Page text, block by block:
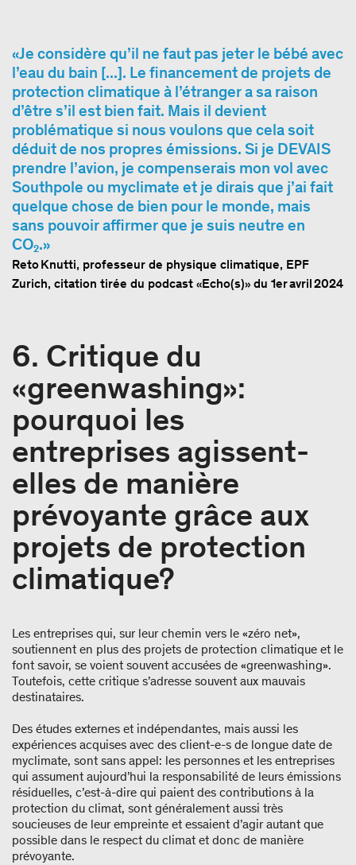
Je considère qu’il ne faut pas jeter le bébé avec
l’eau du bain [...]. Le financement de projets de
protection climatique à l’étranger a sa raison
d’être s’il est bien fait. Mais il devient
problématique si nous voulons que cela soit
déduit de nos propres émissions. Si je DEVAIS
prendre l’avion, je compenserais mon vol avec
Southpole ou myclimate et je dirais que j’ai fait
quelque chose de bien pour le monde, mais
sans pouvoir affirmer que je suis neutre en
CO₂.
Reto Knutti, professeur de physique climatique, EPF
Zurich, citation tirée du podcast «Echo(s)» du 1er avril 2024
6. Critique du
«greenwashing»:
pourquoi les
entreprises agissent-
elles de manière
prévoyante grâce aux
projets de protection
climatique?
Les entreprises qui, sur leur chemin vers le «zéro net»,
soutiennent en plus des projets de protection climatique et le
font savoir, se voient souvent accusées de «greenwashing».
Toutefois, cette critique s’adresse souvent aux mauvais
destinataires.
Des études externes et indépendantes, mais aussi les
expériences acquises avec des client-e-s de longue date de
myclimate, sont sans appel: les personnes et les entreprises
qui assument aujourd’hui la responsabilité de leurs émissions
résiduelles, c’est-à-dire qui paient des contributions à la
protection du climat, sont généralement aussi très
soucieuses de leur empreinte et essaient d’agir autant que
possible dans le respect du climat et donc de manière
prévoyante.